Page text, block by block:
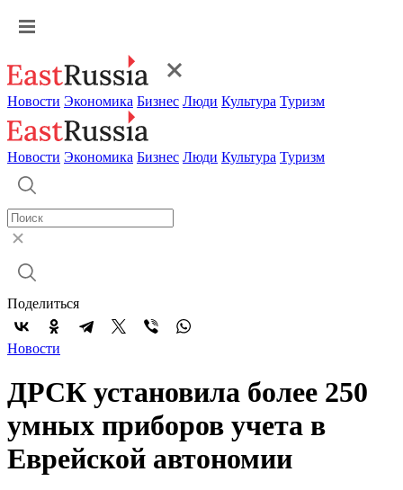
Новости Экономика Бизнес Люди Культура Туризм
Новости Экономика Бизнес Люди Культура Туризм
Поделиться
Новости
ДРСК установила более 250
умных приборов учета в
Еврейской автономии